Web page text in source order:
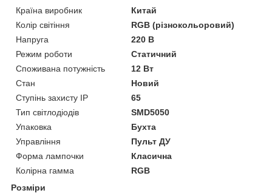
Країна виробник
Китай
Колір світіння
RGB (різнокольоровий)
Напруга
220 В
Режим роботи
Статичний
Споживана потужність
12 Вт
Стан
Новий
Ступінь захисту IP
65
Тип світлодіодів
SMD5050
Упаковка
Бухта
Управління
Пульт ДУ
Форма лампочки
Класична
Колірна гамма
RGB
Розміри